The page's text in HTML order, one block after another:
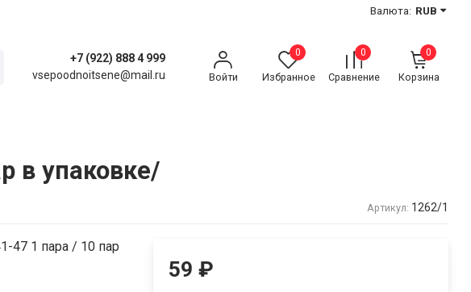
Валюта: RUB
+7 (922) 888 4 999
vsepoodnoitsene@mail.ru
Войти
0
Избранное
0
Сравнение
0
Корзина
в упаковке/
Артикул: 1262/1
47 1 пара / 10 пар
59₽